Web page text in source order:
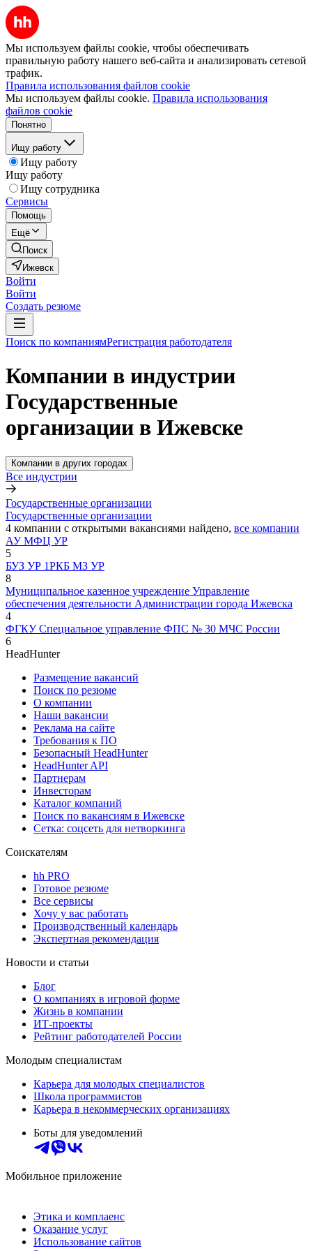
Мы используем файлы cookie, чтобы обеспечивать
правильную работу нашего веб-сайта и анализировать сетевой
трафик.
Правила использования файлов cookie
Мы используем файлы cookie. Правила использования
файлов cookie
Понятно
Ищу работу
Ищу работу
Ищу работу
Ищу сотрудника
Сервисы
Помощь
Ещё
Поиск
Ижевск
Войти
Войти
Создать резюме
Поиск по компаниямРегистрация работодателя
Компании в индустрии
Государственные
организации в Ижевске
Компании в других городах
Все индустрии
Государственные организации
Государственные организации
4 компании с открытыми вакансиями найдено, все компании
АУ МФЦ УР
5
БУЗ УР 1РКБ МЗ УР
8
Муниципальное казенное учреждение Управление
обеспечения деятельности Администрации города Ижевска
4
ФГКУ Специальное управление ФПС № 30 МЧС России
6
HeadHunter
Размещение вакансий
Поиск по резюме
О компании
Наши вакансии
Реклама на сайте
Требования к ПО
Безопасный HeadHunter
HeadHunter API
Партнерам
Инвесторам
Каталог компаний
Поиск по вакансиям в Ижевске
Сетка: соцсеть для нетворкинга
Соискателям
hh PRO
Готовое резюме
Все сервисы
Хочу у вас работать
Производственный календарь
Экспертная рекомендация
Новости и статьи
Блог
О компаниях в игровой форме
Жизнь в компании
ИТ-проекты
Рейтинг работодателей России
Молодым специалистам
Карьера для молодых специалистов
Школа программистов
Карьера в некоммерческих организациях
Боты для уведомлений
Мобильное приложение
Этика и комплаенс
Оказание услуг
Использование сайтов